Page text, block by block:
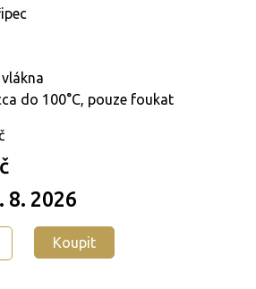
do 100°C, pouze foukat
8. 2026
Koupit